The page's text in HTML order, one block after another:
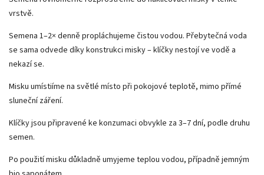
vrstvě.
Semena 1–2× denně propláchujeme čistou vodou. Přebytečná voda
se sama odvede díky konstrukci misky – klíčky nestojí ve vodě a
nekazí se.
Misku umístiíme na světlé místo při pokojové teplotě, mimo přímé
sluneční záření.
Klíčky jsou připravené ke konzumaci obvykle za 3–7 dní, podle druhu
semen.
Po použití misku důkladně umyjeme teplou vodou, případně jemným